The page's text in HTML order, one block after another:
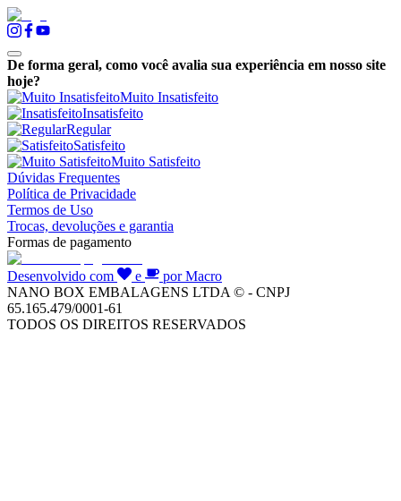
De forma geral, como você avalia sua experiência em nosso site
hoje?
Muito Insatisfeito
Insatisfeito
Regular
Satisfeito
Muito Satisfeito
Dúvidas Frequentes
Política de Privacidade
Termos de Uso
Trocas, devoluções e garantia
Formas de pagamento
Desenvolvido com e
por Macro
NANO BOX EMBALAGENS LTDA © - CNPJ
65.165.479/0001-61
TODOS OS DIREITOS RESERVADOS